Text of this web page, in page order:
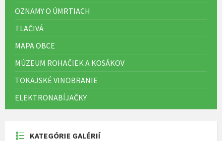
OZNAMY O ÚMRTIACH
TLAČIVÁ
MAPA OBCE
MÚZEUM ROHAČIEK A KOSÁKOV
TOKAJSKÉ VINOBRANIE
ELEKTRONABÍJAČKY
KATEGÓRIE GALÉRIÍ